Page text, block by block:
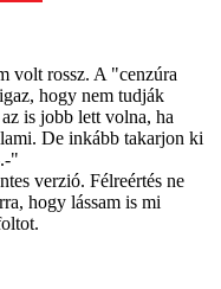
volt rossz. A "cenzúra
hogy nem tudják
is jobb lett volna, ha
De inkább takarjon ki
"
verzió. Félreértés ne
hogy lássam is mi